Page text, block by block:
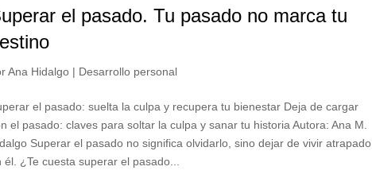
el pasado. Tu pasado no marca tu
Ana Hidalgo | Desarrollo personal
el pasado: suelta la culpa y recupera tu bienestar Deja de cargar
el pasado: claves para soltar la culpa y sanar tu historia Autora: Ana M.
Superar el pasado no significa olvidarlo, sino dejar de vivir atrapado
él. ¿Te cuesta superar el pasado...